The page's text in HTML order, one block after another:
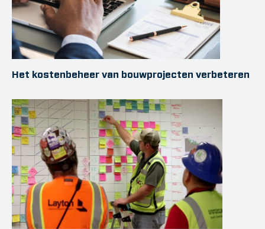
Het kostenbeheer van bouwprojecten verbeteren